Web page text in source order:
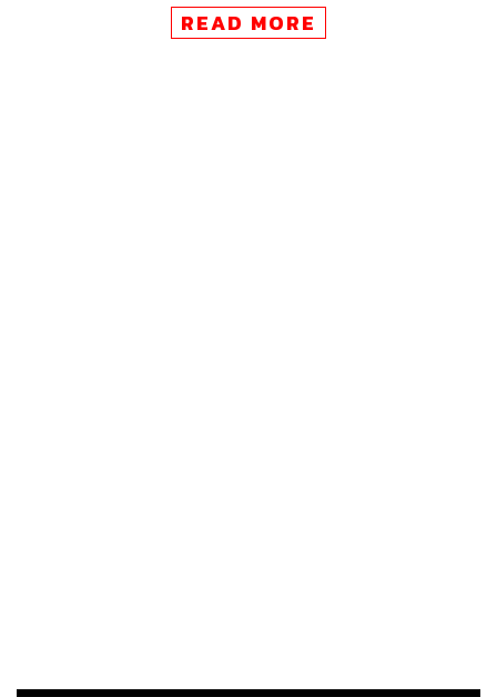
และกลุ่ม D-Segment ได้แก่ แอคคอร์ด อี:เอชอีวี
READ MORE